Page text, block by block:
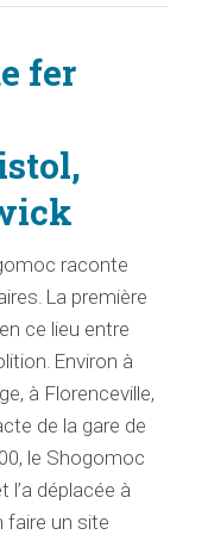
fer
raconte
La première
ce lieu entre
Environ à
à Florenceville,
de la gare de
le Shogomoc
l’a déplacée à
faire un site